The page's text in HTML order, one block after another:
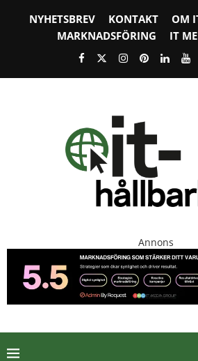
NYHETSBREV KONTAKT
OM
MARKNADSFÖRING
IT
Annons